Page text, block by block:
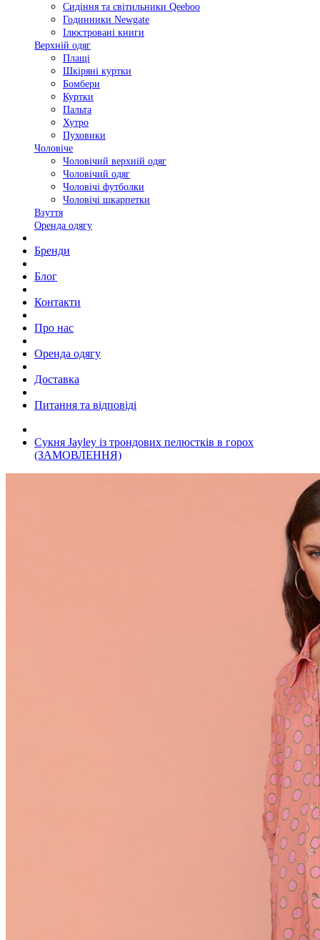
Сидіння та світильники Qeeboo
Годинники Newgate
Ілюстровані книги
Верхній одяг
Плащі
Шкіряні куртки
Бомбери
Куртки
Пальта
Хутро
Пуховики
Чоловіче
Чоловічий верхній одяг
Чоловічий одяг
Чоловічі футболки
Чоловічі шкарпетки
Взуття
Оренда одягу
Бренди
Блог
Контакти
Про нас
Оренда одягу
Доставка
Питання та відповіді
Сукня Jayley із трондових пелюстків в горох
(ЗАМОВЛЕННЯ)